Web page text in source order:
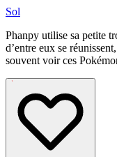
Sol
Phanpy utilise sa petite
d’entre eux se
souvent voir ces